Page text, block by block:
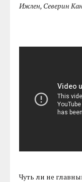
Ижлен, Северин
Чуть ли не